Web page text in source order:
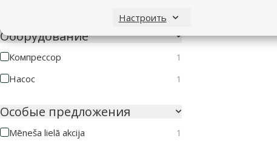
Настроить
Оборудование
Компрессор
1
Насос
1
Особые предложения
Mēneša lielā akcija 1